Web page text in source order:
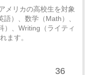
0
メリカの高校生を対象
）、数学（Math）、
）、Writing（ライティ
ます。
36